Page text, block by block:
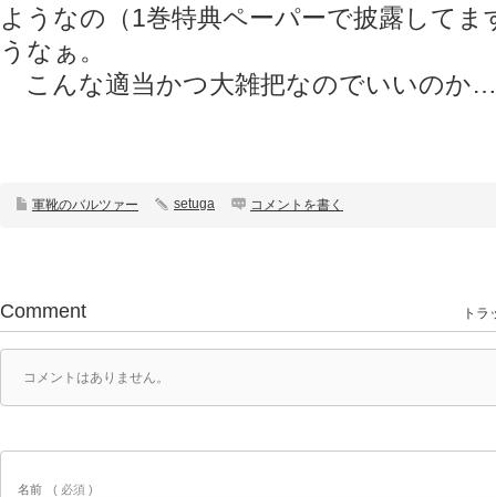
ようなの（1巻特典ペーパーで披露して
うなぁ。
こんな適当かつ大雑把なのでいいの
軍靴のバルツァー setuga コメントを書く
Comment トラ
コメントはありません。
名前 ( 必須 )